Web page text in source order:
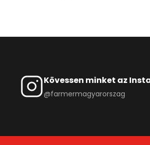
Kövessen minket az
@farmermagyarorszag